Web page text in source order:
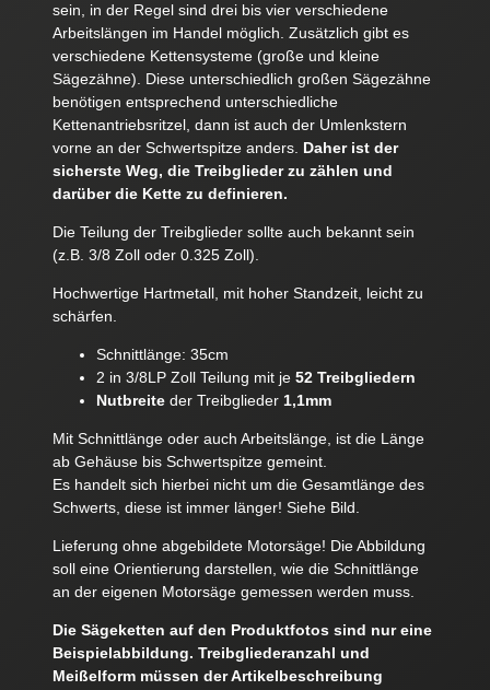
sein, in der Regel sind drei bis vier verschiedene
Arbeitslängen im Handel möglich. Zusätzlich gibt es
verschiedene Kettensysteme (große und kleine
Sägezähne). Diese unterschiedlich großen Sägezähne
benötigen entsprechend unterschiedliche
Kettenantriebsritzel, dann ist auch der Umlenkstern
vorne an der Schwertspitze anders. Daher ist der
sicherste Weg, die Treibglieder zu zählen und
darüber die Kette zu definieren.
Die Teilung der Treibglieder sollte auch bekannt sein
(z.B. 3/8 Zoll oder 0.325 Zoll).
Hochwertige Hartmetall, mit hoher Standzeit, leicht zu
schärfen.
Schnittlänge: 35cm
2 in 3/8LP Zoll Teilung mit je 52 Treibgliedern
Nutbreiteder Treibglieder 1,1mm
Mit Schnittlänge oder auch Arbeitslänge, ist die Länge
ab Gehäuse bis Schwertspitze gemeint.
Es handelt sich hierbei nicht um die Gesamtlänge des
Schwerts, diese ist immer länger! Siehe Bild.
Lieferung ohne abgebildete Motorsäge! Die Abbildung
soll eine Orientierung darstellen, wie die Schnittlänge
an der eigenen Motorsäge gemessen werden muss.
Die Sägeketten auf den Produktfotos sind nur eine
Beispielabbildung. Treibgliederanzahl und
Meißelform müssen der Artikelbeschreibung